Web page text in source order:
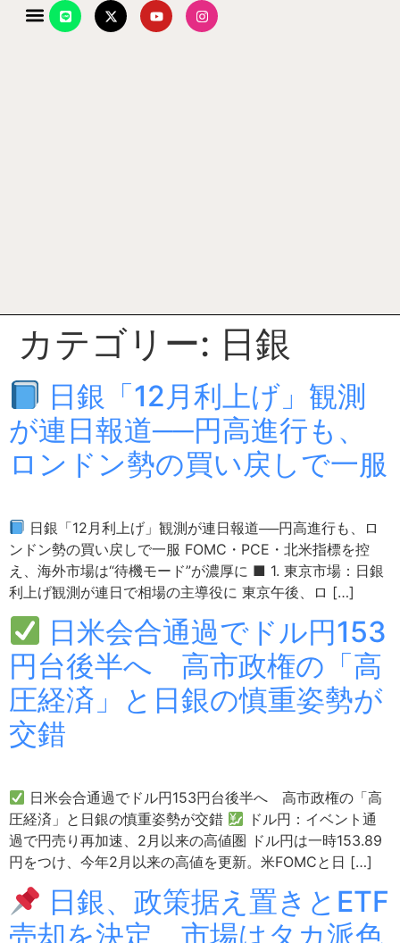
カテゴリー: 日銀
日銀「12月利上げ」観測
が連日報道──円高進行も、
ロンドン勢の買い戻しで一服
日銀「12月利上げ」観測が連日報道──円高進行も、ロ
ンドン勢の買い戻しで一服 FOMC・PCE・北米指標を控
え、海外市場は“待機モード”が濃厚に ■ 1. 東京市場：日銀
利上げ観測が連日で相場の主導役に 東京午後、ロ […]
日米会合通過でドル円153
円台後半へ 高市政権の「高
圧経済」と日銀の慎重姿勢が
交錯
日米会合通過でドル円153円台後半へ 高市政権の「高
圧経済」と日銀の慎重姿勢が交錯
ドル円：イベント通
過で円売り再加速、2月以来の高値圏 ドル円は一時153.89
円をつけ、今年2月以来の高値を更新。米FOMCと日 […]
日銀、政策据え置きとETF
売却を決定 市場はタカ派色